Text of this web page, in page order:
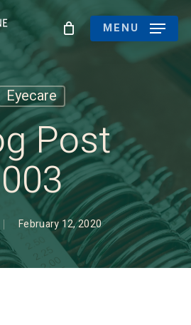
MENU
Eyecare
Post
003
February 12, 2020